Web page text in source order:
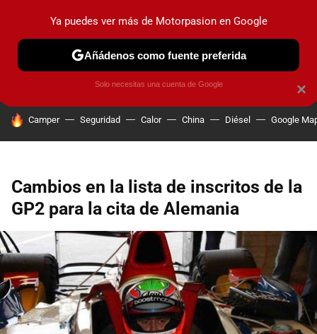
PRUEBAS COCHES ELÉCTRICOS OBSERVATORIO
HOY SE HABLA DE
Camper Seguridad Calor China Diésel Google
Cambios en la lista de inscritos de la
GP2 para la cita de Alemania
×
Ya puedes ver más de Motorpasion en Google
Añádenos como fuente preferida
Solo necesitas una cuenta de Google